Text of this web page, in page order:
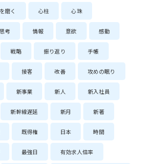
磨く 心柱 心珠
思考 情報 意欲 感動
戦略 振り返り 手帳
接客 改善 攻めの眠り
新事業 新人 新入社員
新幹線遅延 新月 新著
既得権 日本 時間
最強日 有効求人倍率